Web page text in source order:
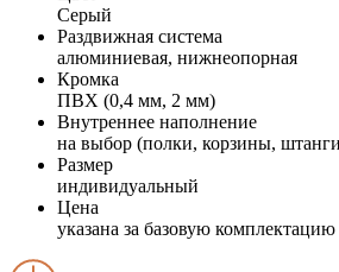
Серый
Раздвижная система
алюминиевая, нижнеопорная
Кромка
ПВХ (0,4 мм, 2 мм)
Внутреннее наполнение
на выбор (полки, корзины,
Размер
индивидуальный
Цена
указана за базовую комплектацию